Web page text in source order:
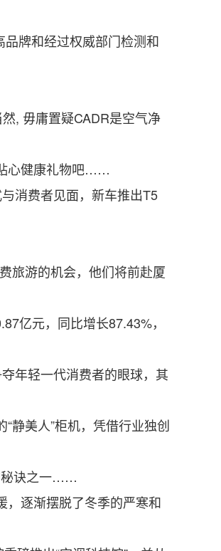
牌和经过权威部门检测和
, 毋庸置疑CADR是空气净
心健康礼物吧……
消费者见面，新车推出T5
旅游的机会，他们将前赴厦
亿元，同比增长87.43%，
年轻一代消费者的眼球，其
美人”柜机，凭借行业独创
秘诀之一……
逐渐摆脱了冬季的严寒和